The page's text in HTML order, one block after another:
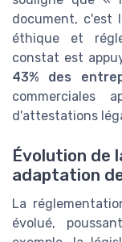
document, c'est
éthique et
constat est
43% des
commerciales
d'attestations
Évolution de
adaptation
La
évolué,